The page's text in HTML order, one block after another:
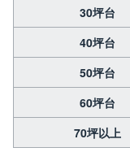
30坪台
40坪台
50坪台
60坪台
70坪以上